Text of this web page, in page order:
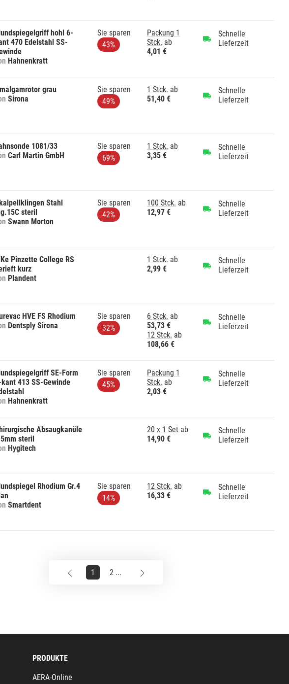
hohl 6-
470 Edelstahl SS-
Hahnenkratt
Sie sparen
43%
Packung 1
Stck. ab
4,01 €
Schnelle
Lieferzeit
grau
Sirona
Sie sparen
49%
1 Stck. ab
51,40 €
Schnelle
Lieferzeit
1081/33
Carl Martin GmbH
Sie sparen
69%
1 Stck. ab
3,35 €
Schnelle
Lieferzeit
Stahl
steril
Swann Morton
Sie sparen
42%
100 Stck. ab
12,97 €
Schnelle
Lieferzeit
Pinzette College RS
kurz
Plandent
1 Stck. ab
2,99 €
Schnelle
Lieferzeit
HVE FS Rhodium
Dentsply Sirona
Sie sparen
32%
6 Stck. ab
53,73 €
12 Stck. ab
108,66 €
Schnelle
Lieferzeit
SE-Form
413 SS-Gewinde
Hahnenkratt
Sie sparen
45%
Packung 1
Stck. ab
2,03 €
Schnelle
Lieferzeit
Absaugkanüle
steril
Hygitech
20 x 1 Set ab
14,90 €
Schnelle
Lieferzeit
Rhodium Gr.4
Smartdent
Sie sparen
14%
12 Stck. ab
16,33 €
Schnelle
Lieferzeit
1 2 ...
PRODUKTE
AERA-Online